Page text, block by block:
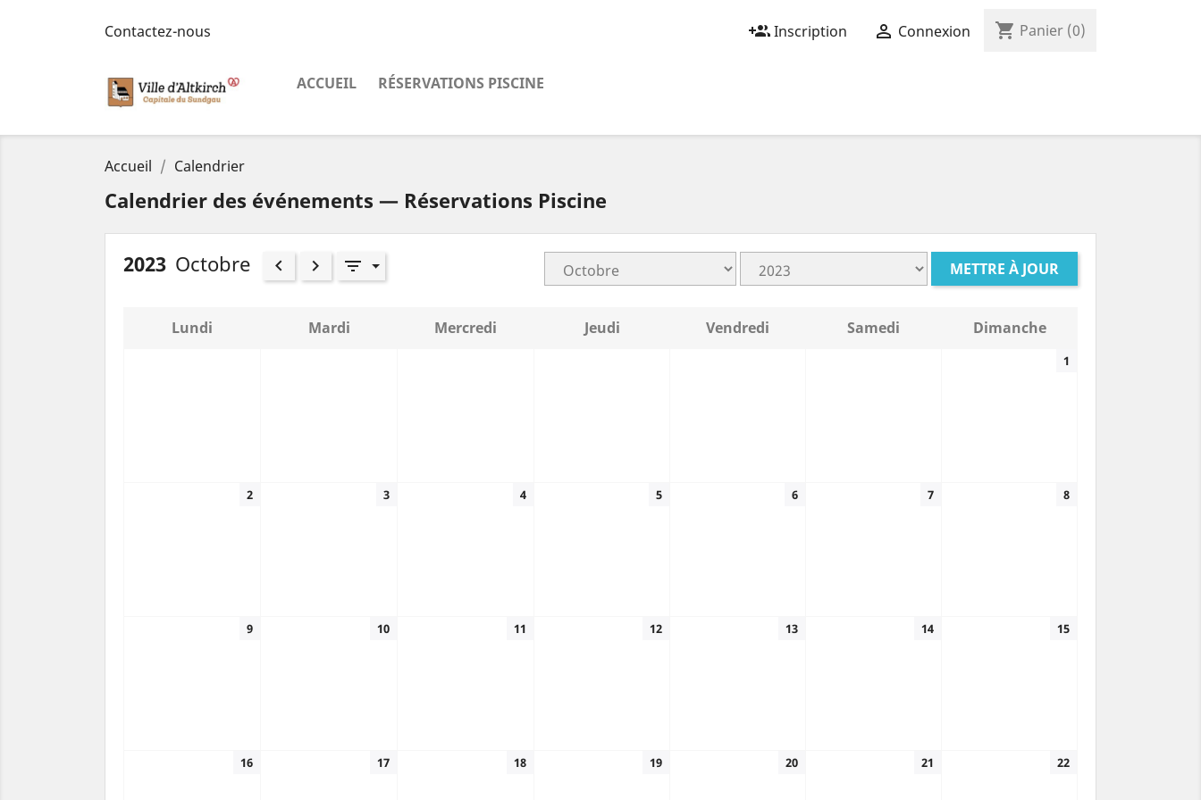
Contactez-nous group_addInscription  Connexion shopping_cart Panier (0)
ACCUEIL RÉSERVATIONS PISCINE
Accueil Calendrier
Calendrier des événements — Réservations Piscine
2023 Octobre keyboard_arrow_left keyboard_arrow_right filter_list METTRE À JOUR
Lundi Mardi Mercredi Jeudi Vendredi Samedi Dimanche
1
2 3 4 5 6 7 8
9 10 11 12 13 14 15
16 17 18 19 20 21 22